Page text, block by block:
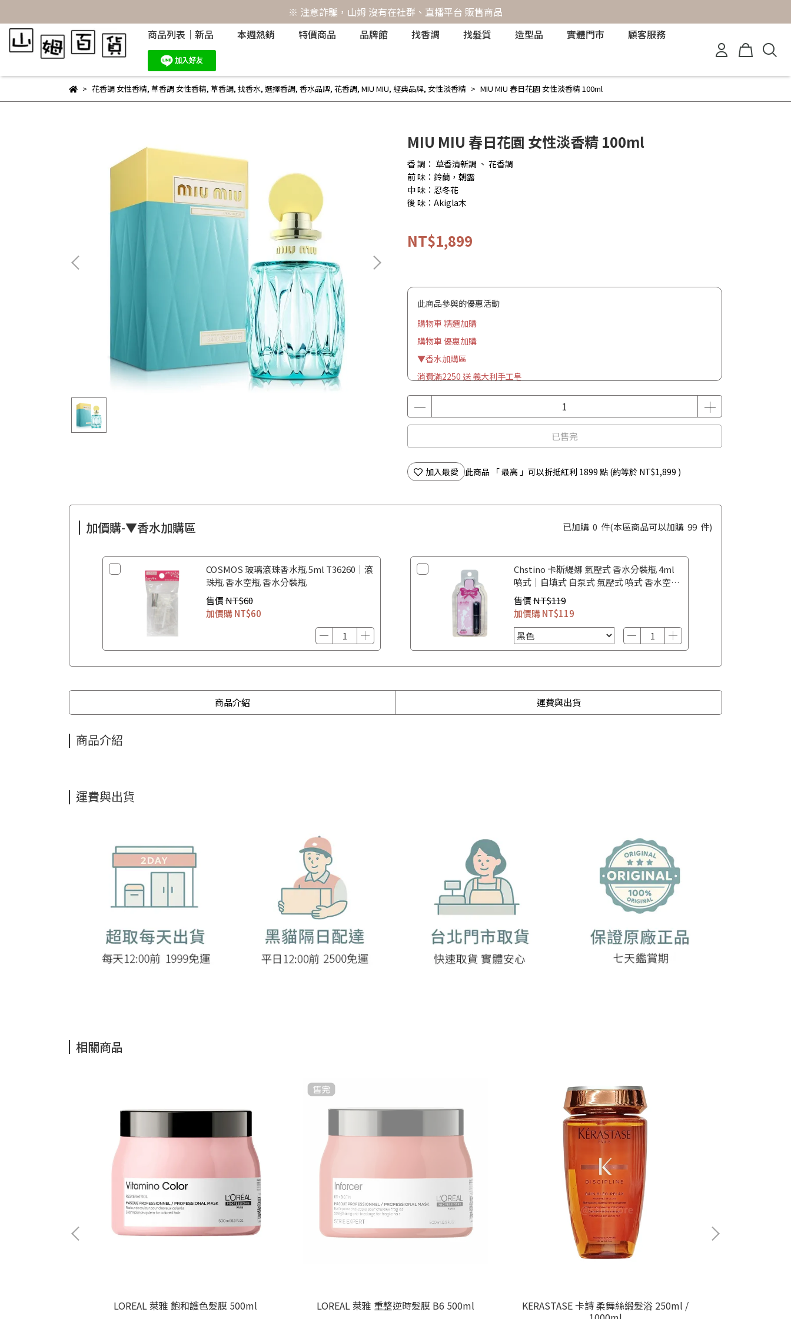
※ 注意詐騙，山姆 沒有在社群、直播平台 販售商品
商品列表｜新品
本週熱銷 特價商品 品牌館 找香調 找髮質 造型品 實體門市 顧客服務
花香調 女性香精, 草香調 女性香精, 草香調, 找香水, 選擇香調, 香水品牌, 花香調, MIU MIU, 經典品牌, 女性淡香精 MIU MIU 春日花園 女性淡香精 100ml
MIU MIU 春日花園 女性淡香精 100ml
香 調： 草香清新調 、 花香調
前 味：鈴蘭，朝露
中 味：忍冬花
後 味：Akigla木
NT$1,899
此商品參與的優惠活動
購物車 精選加購
購物車 優惠加購
▼香水加購區
消費滿2250 送 義大利手工皂
已售完
加入最愛 此商品 「 最高 」可以折抵紅利 1899 點 (約等於 NT$1,899 )
加價購-▼香水加購區 已加購 0 件(本區商品可以加購 99 件)
COSMOS 玻璃滾珠香水瓶 5ml T36260｜滾
珠瓶 香水空瓶 香水分裝瓶
售價NT$60
加價購NT$60
Chstino 卡斯緹娜 氣壓式 香水分裝瓶 4ml
噴式｜自填式 自泵式 氣壓式 噴式 香水空瓶
香水攜帶瓶
售價NT$119
加價購NT$119
商品介紹 運費與出貨
商品介紹
運費與出貨
相關商品
LOREAL 萊雅 飽和護色髮膜 500ml LOREAL 萊雅 重整逆時髮膜 B6 500ml
KERASTASE 卡詩 柔舞絲緞髮浴 250ml /